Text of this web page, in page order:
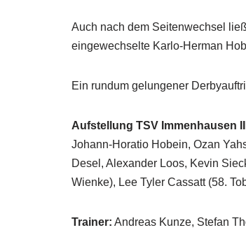
Auch nach dem Seitenwechsel
eingewechselte Karlo-Herman
Ein rundum gelungener
Aufstellung TSV Immenhausen
Johann-Horatio Hobein, Ozan
Desel, Alexander Loos, Kevin
Wienke), Lee Tyler Cassatt (58.
Trainer: Andreas Kunze, Stefan